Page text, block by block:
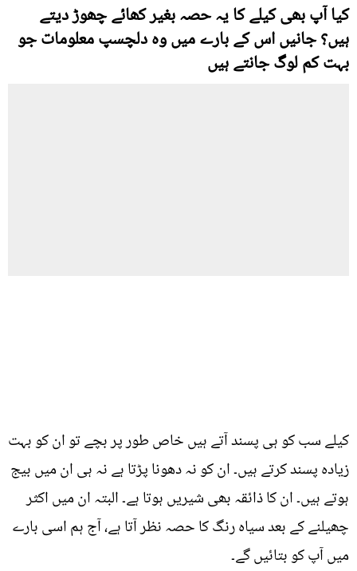
کیا آپ بھی کیلے کا یہ حصہ بغیر کھائے چھوڑ دیتے
ہیں؟ جانیں اس کے بارے میں وہ دلچسپ معلومات جو
بہت کم لوگ جانتے ہیں
کیلے سب کو ہی پسند آتے ہیں خاص طور پر بچے تو ان کو بہت
زیادہ پسند کرتے ہیں۔ ان کو نہ دھونا پڑتا ہے نہ ہی ان میں بیج
ہوتے ہیں۔ ان کا ذائقہ بھی شیریں ہوتا ہے۔ البتہ ان میں اکثر
چھیلنے کے بعد سیاہ رنگ کا حصہ نظر آتا ہے، آج ہم اسی بارے
میں آپ کو بتائیں گے۔